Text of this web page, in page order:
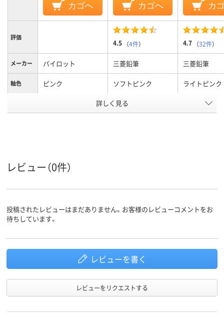
カゴへ カゴへ カ
評価
4.5 （4件） 4.7 （32件）
メーカー パイロット 三菱鉛筆 三菱鉛筆
軸色 ピンク ソフトピンク ライトピンク
フリクションインキ
ジェットス
インク
軸径 11.6mm
カラーグ
ピンク系 ピンク系 ピンク系
アスクル
商品環境
詳しく見る
レビュー（0件）
投稿されたレビューはまだありません。お客様のレビューコメントをお
待ちしています。
レビューを書く
レビューをリクエストする